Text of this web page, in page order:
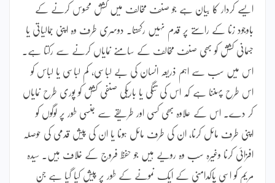
ایسے کردار کا بیان ہے جو صنف مخالف میں کشش محسوس کرنے کے
باوجود زنا کے راستے پر قدم نہیں رکھتا۔ دوسری طرف وہ اپنی جمالیاتی یا
جسمانی کشش کو بھی صنف مخالف کے سامنے نمایاں کرنے سے رکتا ہے۔
اس میں سب سے اہم ذریعہ انسان کی بے لباسی، کم لباسی یا لباس کو
اس طرح پہننا ہے کہ اس کی تنگی یا باریکی صنفی کشش کو پوری طرح نمایاں
کر دے۔ اس کے علاوہ بھی کسی اور طریقے سے جنسی طور پر لوگوں کو
اپنی طرف مائل کرنا، ان کی طرف مائل ہونا یا ان کی پیش قدمی کی حوصلہ
افزائی کرنا وغیرہ سب وہ رویے ہیں جو حفظ فروج کے خلاف ہیں۔ سیدہ
مریم کو اسی پاکدامنی کے ایک نمونے کے طور پر پیش کیا گیا ہے جن